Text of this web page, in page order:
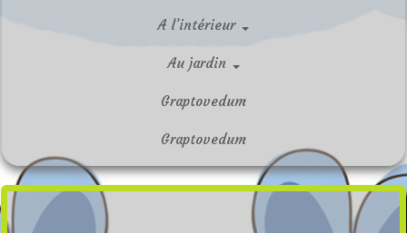
A l’intérieur
Au jardin
Graptovedum
Graptovedum